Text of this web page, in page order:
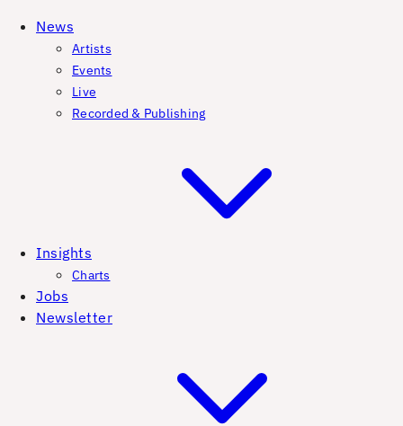
News
Artists
Events
Live
Recorded & Publishing
Insights
Charts
Jobs
Newsletter